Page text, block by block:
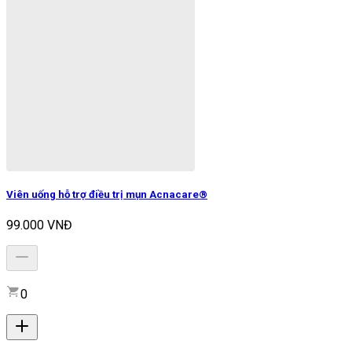
Viên uống hỗ trợ điều trị mụn Acnacare®
99.000 VNĐ
0